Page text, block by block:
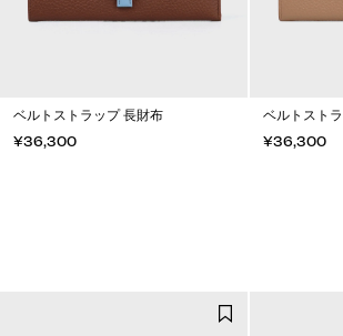
ベルトストラップ 長財布
¥36,300
ベルトスト
¥36,300